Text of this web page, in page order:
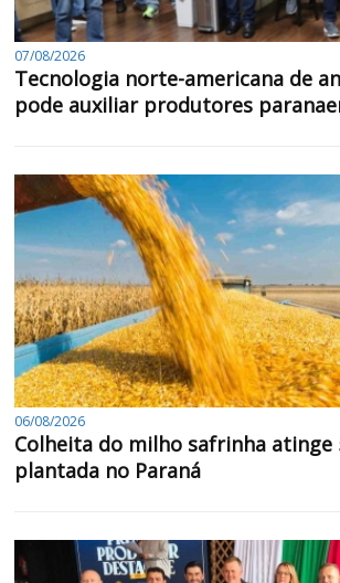
07/08/2026
Tecnologia norte-americana de
pode auxiliar produtores
06/08/2026
Colheita do milho safrinha atinge
plantada no Paraná